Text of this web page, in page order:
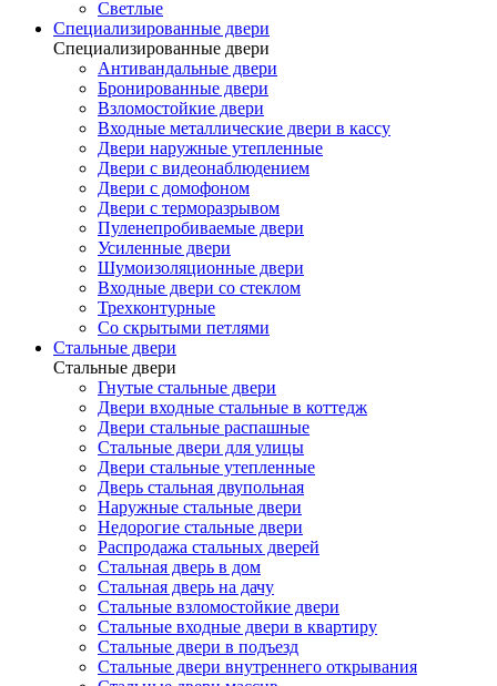
Светлые
Специализированные двери
Специализированные двери
Антивандальные двери
Бронированные двери
Взломостойкие двери
Входные металлические двери в кассу
Двери наружные утепленные
Двери с видеонаблюдением
Двери с домофоном
Двери с терморазрывом
Пуленепробиваемые двери
Усиленные двери
Шумоизоляционные двери
Входные двери со стеклом
Трехконтурные
Со скрытыми петлями
Стальные двери
Стальные двери
Гнутые стальные двери
Двери входные стальные в коттедж
Двери стальные распашные
Стальные двери для улицы
Двери стальные утепленные
Дверь стальная двупольная
Наружные стальные двери
Недорогие стальные двери
Распродажа стальных дверей
Стальная дверь в дом
Стальная дверь на дачу
Стальные взломостойкие двери
Стальные входные двери в квартиру
Стальные двери в подъезд
Стальные двери внутреннего открывания